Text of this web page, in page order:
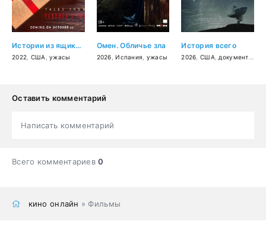
Истории из ящика Пандоры: Глава первая
2022 США ,ужасы
Омен. Обличье зла
2026 ,Испания ужасы
История всего
2026 США документальный
Оставить комментарий
Написать комментарий
Всего комментариев0
кино онлайн » Фильмы